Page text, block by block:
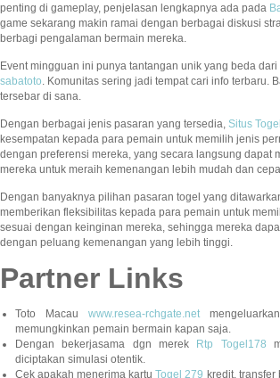
penting di gameplay, penjelasan lengkapnya ada pada
game sekarang makin ramai dengan berbagai diskusi
berbagi pengalaman bermain mereka.
Event mingguan ini punya tantangan unik yang beda
sabatoto . Komunitas sering jadi tempat cari info terbaru.
tersebar di sana.
Dengan berbagai jenis pasaran yang tersedia, Situs
kesempatan kepada para pemain untuk memilih jenis
dengan preferensi mereka, yang secara langsung dapat
mereka untuk meraih kemenangan lebih mudah dan
Dengan banyaknya pilihan pasaran togel yang
memberikan fleksibilitas kepada para pemain untuk
sesuai dengan keinginan mereka, sehingga mereka
dengan peluang kemenangan yang lebih tinggi.
Partner Links
Toto Macauwww.resea-rchgate.net
memungkinkan pemain bermain kapan saja.
Dengan bekerjasama dgn merek Rtp Togel178
diciptakan simulasi otentik.
Cek apakah menerima kartuTogel 279 kredit, transfer